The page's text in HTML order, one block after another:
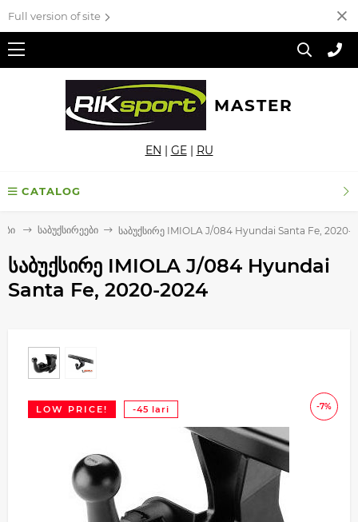
Full version of site
MASTER
EN | GE| RU
CATALOG
საბუქსირეები საბუქსირე IMIOLA J/084 Hyundai Santa Fe, 2020-
საბუქსირე IMIOLA J/084 Hyundai
Santa Fe, 2020-2024
-7%
LOW PRICE! -45 lari